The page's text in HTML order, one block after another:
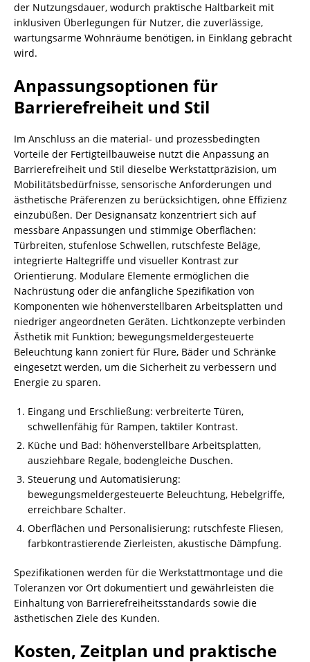
der Nutzungsdauer, wodurch praktische Haltbarkeit mit
inklusiven Überlegungen für Nutzer, die zuverlässige,
wartungsarme Wohnräume benötigen, in Einklang gebracht
wird.
Anpassungsoptionen für
Barrierefreiheit und Stil
Im Anschluss an die material- und prozessbedingten
Vorteile der Fertigteilbauweise nutzt die Anpassung an
Barrierefreiheit und Stil dieselbe Werkstattpräzision, um
Mobilitätsbedürfnisse, sensorische Anforderungen und
ästhetische Präferenzen zu berücksichtigen, ohne Effizienz
einzubüßen. Der Designansatz konzentriert sich auf
messbare Anpassungen und stimmige Oberflächen:
Türbreiten, stufenlose Schwellen, rutschfeste Beläge,
integrierte Haltegriffe und visueller Kontrast zur
Orientierung. Modulare Elemente ermöglichen die
Nachrüstung oder die anfängliche Spezifikation von
Komponenten wie höhenverstellbaren Arbeitsplatten und
niedriger angeordneten Geräten. Lichtkonzepte verbinden
Ästhetik mit Funktion; bewegungsmeldergesteuerte
Beleuchtung kann zoniert für Flure, Bäder und Schränke
eingesetzt werden, um die Sicherheit zu verbessern und
Energie zu sparen.
Eingang und Erschließung: verbreiterte Türen,
schwellenfähig für Rampen, taktiler Kontrast.
Küche und Bad: höhenverstellbare Arbeitsplatten,
ausziehbare Regale, bodengleiche Duschen.
Steuerung und Automatisierung:
bewegungsmeldergesteuerte Beleuchtung, Hebelgriffe,
erreichbare Schalter.
Oberflächen und Personalisierung: rutschfeste Fliesen,
farbkontrastierende Zierleisten, akustische Dämpfung.
Spezifikationen werden für die Werkstattmontage und die
Toleranzen vor Ort dokumentiert und gewährleisten die
Einhaltung von Barrierefreiheitsstandards sowie die
ästhetischen Ziele des Kunden.
Kosten, Zeitplan und praktische